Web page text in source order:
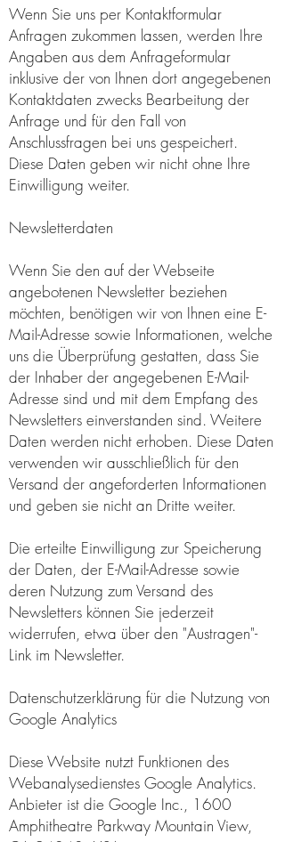
Wenn Sie uns per Kontaktformular
Anfragen zukommen lassen, werden Ihre
Angaben aus dem Anfrageformular
inklusive der von Ihnen dort angegebenen
Kontaktdaten zwecks Bearbeitung der
Anfrage und für den Fall von
Anschlussfragen bei uns gespeichert.
Diese Daten geben wir nicht ohne Ihre
Einwilligung weiter.
Newsletterdaten
Wenn Sie den auf der Webseite
angebotenen Newsletter beziehen
möchten, benötigen wir von Ihnen eine E-
Mail-Adresse sowie Informationen, welche
uns die Überprüfung gestatten, dass Sie
der Inhaber der angegebenen E-Mail-
Adresse sind und mit dem Empfang des
Newsletters einverstanden sind. Weitere
Daten werden nicht erhoben. Diese Daten
verwenden wir ausschließlich für den
Versand der angeforderten Informationen
und geben sie nicht an Dritte weiter.
Die erteilte Einwilligung zur Speicherung
der Daten, der E-Mail-Adresse sowie
deren Nutzung zum Versand des
Newsletters können Sie jederzeit
widerrufen, etwa über den "Austragen"-
Link im Newsletter.
Datenschutzerklärung für die Nutzung von
Google Analytics
Diese Website nutzt Funktionen des
Webanalysedienstes Google Analytics.
Anbieter ist die Google Inc., 1600
Amphitheatre Parkway Mountain View,